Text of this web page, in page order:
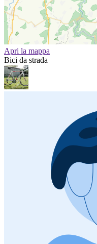
Apri la mappa
Bici da strada